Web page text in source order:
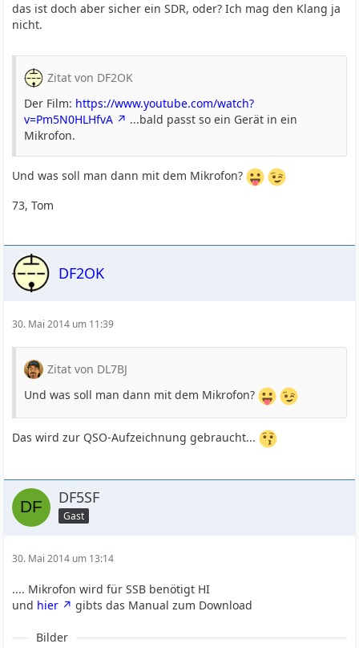
das ist doch aber sicher ein SDR, oder? Ich mag den Klang ja
nicht.
Zitat von DF2OK
Der Film: https://www.youtube.com/watch?
v=Pm5N0HLHfvA
...bald passt so ein Gerät in ein
Mikrofon.
Und was soll man dann mit dem Mikrofon?
73, Tom
DF2OK
30. Mai 2014 um 11:39
Zitat von DL7BJ
Und was soll man dann mit dem Mikrofon?
Das wird zur QSO-Aufzeichnung gebraucht...
DF5SF
Gast
30. Mai 2014 um 13:14
.... Mikrofon wird für SSB benötigt HI
und hier gibts das Manual zum Download
Bilder